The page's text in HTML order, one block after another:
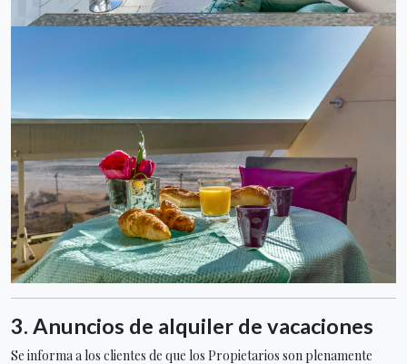
3. Anuncios de alquiler de vacaciones
Se informa a los clientes de que los Propietarios son plenamente